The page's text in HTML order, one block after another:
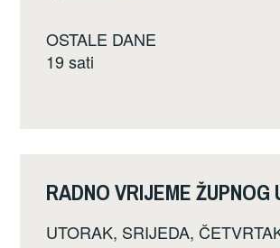
OSTALE DANE
19 sati
RADNO VRIJEME ŽUPNOG
UTORAK, SRIJEDA,